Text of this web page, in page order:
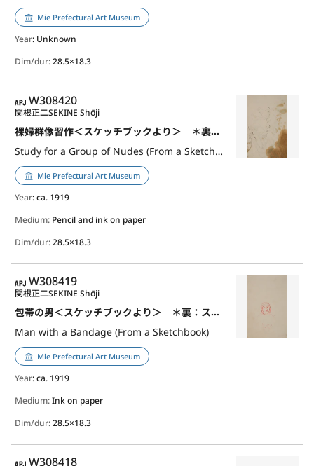
Mie Prefectural Art Museum
Year: Unknown
Dim/dur:28.5×18.3
APJ
W308420
裸婦群像習作＜スケッチブックより＞ ＊裏：絵具
Study for a Group of Nudes (From a Sketchbook)
関根正二SEKINE Shōji
Mie Prefectural Art Museum
Year: ca. 1919
Medium: Pencil and ink on paper
Dim/dur:28.5×18.3
APJ
W308419
包帯の男＜スケッチブックより＞ ＊裏：スケッチ
Man with a Bandage (From a Sketchbook)
関根正二SEKINE Shōji
Mie Prefectural Art Museum
Year: ca. 1919
Medium:Ink on paper
Dim/dur:28.5×18.3
APJ
W308418